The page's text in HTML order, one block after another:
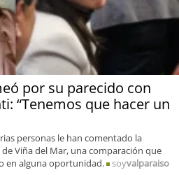
por su parecido con
“Tenemos que hacer un
personas le han comentado la
Viña del Mar, una comparación que
en alguna oportunidad.
soyvalparaiso